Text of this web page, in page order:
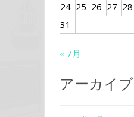
24 25 26 27 28
31
« 7月
アーカイブ